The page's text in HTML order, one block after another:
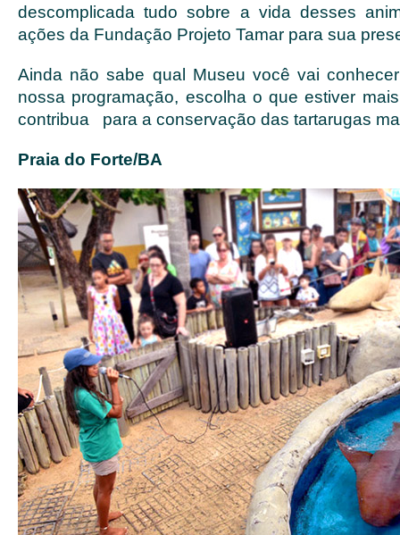
descomplicada tudo sobre a vida desses
ações da Fundação Projeto Tamar para sua
Ainda não sabe qual Museu você vai
nossa programação, escolha o que estiver
contribua para a conservação das tartarugas
Praia do Forte/BA